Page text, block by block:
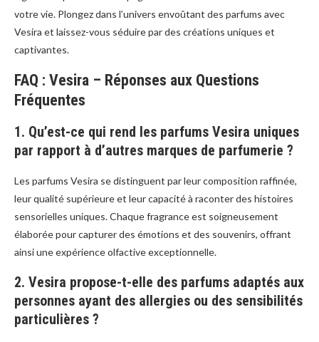
votre vie. Plongez dans l’univers envoûtant des parfums avec
Vesira et laissez-vous séduire par des créations uniques et
captivantes.
FAQ : Vesira – Réponses aux Questions
Fréquentes
1. Qu’est-ce qui rend les parfums Vesira uniques
par rapport à d’autres marques de parfumerie ?
Les parfums Vesira se distinguent par leur composition raffinée,
leur qualité supérieure et leur capacité à raconter des histoires
sensorielles uniques. Chaque fragrance est soigneusement
élaborée pour capturer des émotions et des souvenirs, offrant
ainsi une expérience olfactive exceptionnelle.
2. Vesira propose-t-elle des parfums adaptés aux
personnes ayant des allergies ou des sensibilités
particulières ?